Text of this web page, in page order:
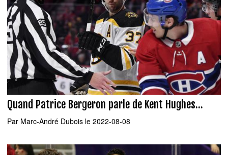
Quand Patrice Bergeron parle de Kent Hughes...
Par Marc-André Dubois le 2022-08-08